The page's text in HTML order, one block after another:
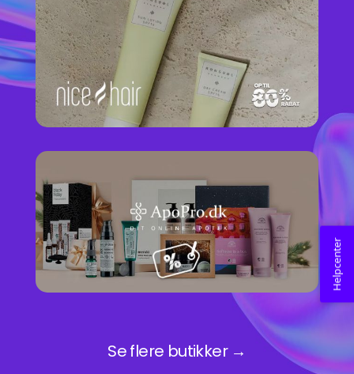
Se flere butikker →
Helpcenter